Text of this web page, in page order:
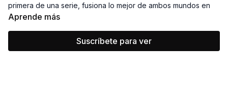
primera de una serie, fusiona lo mejor de ambos mundos en
una sola práctica.
Fluirás con tu respiración en un movimiento continuo y
Aprende más
Suscríbete para ver